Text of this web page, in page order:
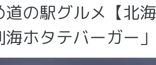
道の駅グルメ【北
ホタテバーガー」